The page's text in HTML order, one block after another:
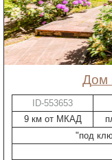
ID-553653
9 км от МКАД
"под